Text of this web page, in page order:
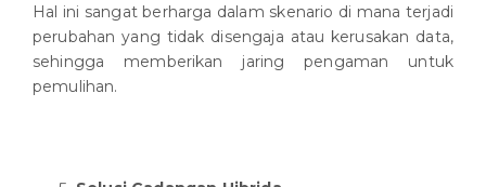
Hal ini sangat berharga dalam skenario di mana terjadi
perubahan yang tidak disengaja atau kerusakan data,
sehingga memberikan jaring pengaman untuk
pemulihan.